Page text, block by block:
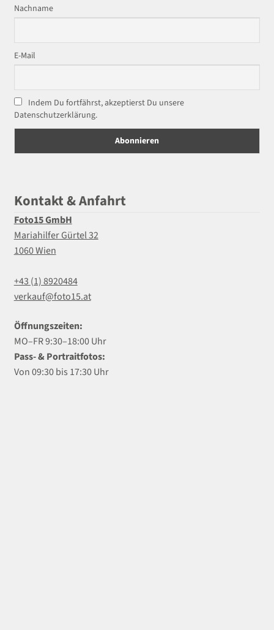
Nachname
E-Mail
Indem Du fortfährst, akzeptierst Du unsere
Datenschutzerklärung.
Kontakt & Anfahrt
Foto15 GmbH
Mariahilfer Gürtel 32
1060 Wien
+43 (1) 8920484
verkauf@foto15.at
Öffnungszeiten:
MO–FR 9:30–18:00 Uhr
Pass- & Portraitfotos:
Von 09:30 bis 17:30 Uhr